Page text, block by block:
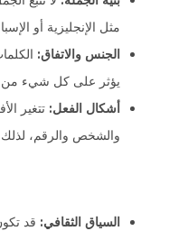
مثل الإنجليزية أو
الجنس والاتفاق:
يؤثر على كل شيء من
أشكال الفعل: تتغير
والشخص والرقم،
السياق الثقافي: قد